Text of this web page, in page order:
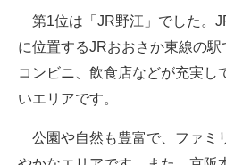
第1位は「JR野江」でした。
に位置するJRおおさか東線の
コンビニ、飲食店などが充実し
いエリアです。
公園や自然も豊富で、ファミ